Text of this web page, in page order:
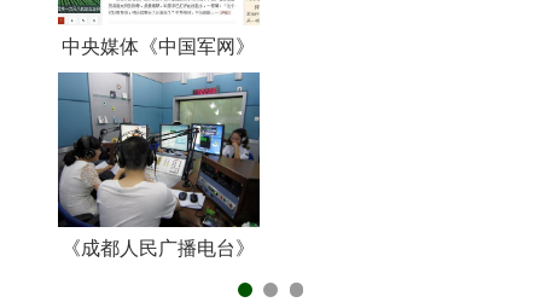
中央媒体《中国军网》
《成都人民广播电台》